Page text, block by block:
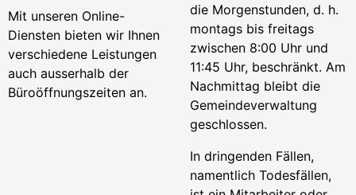
Mit unseren Online-
Diensten bieten wir Ihnen
verschiedene Leistungen
auch ausserhalb der
Büroöffnungszeiten an.
die Morgenstunden, d. h.
montags bis freitags
zwischen 8:00 Uhr und
11:45 Uhr, beschränkt. Am
Nachmittag bleibt die
Gemeindeverwaltung
geschlossen.
In dringenden Fällen,
namentlich Todesfällen,